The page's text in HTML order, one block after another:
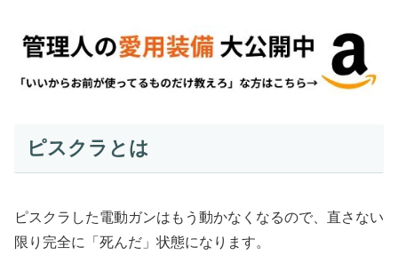
ピスクラとは
ピスクラした電動ガンはもう動かなくなるので、直さない
限り完全に「死んだ」状態になります。